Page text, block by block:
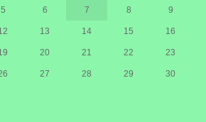
5 6 7 8 9
13 14 15 16
20 21 22 23
27 28 29 30